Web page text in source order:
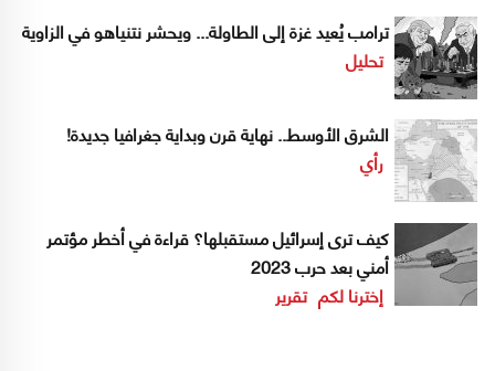
ترامب يُعيد غزة إلى الطاولة... ويحشر نتنياهو في الزاوية
تحليل
الشرق الأوسط.. نهاية قرن وبداية جغرافيا جديدة!
رأي
كيف ترى إسرائيل مستقبلها؟ قراءة في أخطر مؤتمر
أمني بعد حرب 2023
إخترنا لكم تقرير